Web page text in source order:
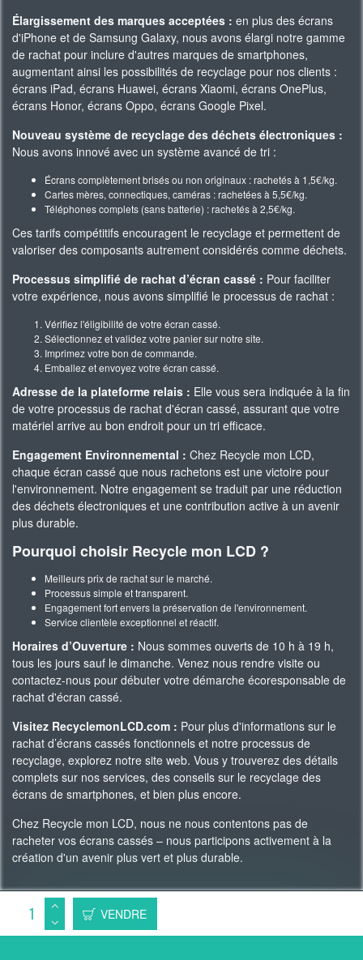
VENDRE
Élargissement des marques acceptées : en plus des écrans
d'iPhone et de Samsung Galaxy, nous avons élargi notre gamme
de rachat pour inclure d'autres marques de smartphones,
augmentant ainsi les possibilités de recyclage pour nos clients :
écrans iPad, écrans Huawei, écrans Xiaomi, écrans OnePlus,
écrans Honor, écrans Oppo, écrans Google Pixel.
Nouveau système de recyclage des déchets électroniques :
Nous avons innové avec un système avancé de tri :
Écrans complètement brisés ou non originaux : rachetés à 1,5€/kg.
Cartes mères, connectiques, caméras : rachetées à 5,5€/kg.
Téléphones complets (sans batterie) : rachetés à 2,5€/kg.
Ces tarifs compétitifs encouragent le recyclage et permettent de
valoriser des composants autrement considérés comme déchets.
Processus simplifié de rachat d’écran cassé : Pour faciliter
votre expérience, nous avons simplifié le processus de rachat :
Vérifiez l'éligibilité de votre écran cassé.
Sélectionnez et validez votre panier sur notre site.
Imprimez votre bon de commande.
Emballez et envoyez votre écran cassé.
Adresse de la plateforme relais : Elle vous sera indiquée à la fin
de votre processus de rachat d'écran cassé, assurant que votre
matériel arrive au bon endroit pour un tri efficace.
Engagement Environnemental : Chez Recycle mon LCD,
chaque écran cassé que nous rachetons est une victoire pour
l'environnement. Notre engagement se traduit par une réduction
des déchets électroniques et une contribution active à un avenir
plus durable.
Pourquoi choisir Recycle mon LCD ?
Meilleurs prix de rachat sur le marché.
Processus simple et transparent.
Engagement fort envers la préservation de l'environnement.
Service clientèle exceptionnel et réactif.
Horaires d’Ouverture : Nous sommes ouverts de 10 h à 19 h,
tous les jours sauf le dimanche. Venez nous rendre visite ou
contactez-nous pour débuter votre démarche écoresponsable de
rachat d'écran cassé.
Visitez RecyclemonLCD.com : Pour plus d'informations sur le
rachat d’écrans cassés fonctionnels et notre processus de
recyclage, explorez notre site web. Vous y trouverez des détails
complets sur nos services, des conseils sur le recyclage des
écrans de smartphones, et bien plus encore.
Chez Recycle mon LCD, nous ne nous contentons pas de
racheter vos écrans cassés – nous participons activement à la
création d'un avenir plus vert et plus durable.
Copyright 2023 © Recycle Mon LCD -